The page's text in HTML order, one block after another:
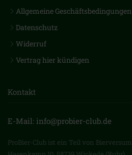
Allgemeine Geschäftsbedingungen
Datenschutz
Widerruf
Vertrag hier kündigen
Kontakt
E-Mail: info@probier-club.de
ProBier-Club ist ein Teil von Bierversum